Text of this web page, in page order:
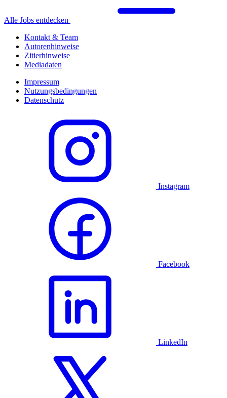
Alle Jobs entdecken
Kontakt & Team
Autorenhinweise
Zitierhinweise
Mediadaten
Impressum
Nutzungsbedingungen
Datenschutz
Instagram
Facebook
LinkedIn